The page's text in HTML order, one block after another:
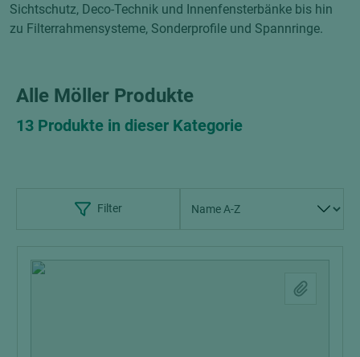
Sichtschutz, Deco-Technik und Innenfensterbänke bis hin
zu Filterrahmensysteme, Sonderprofile und Spannringe.
Alle Möller Produkte
13 Produkte in dieser Kategorie
Filter